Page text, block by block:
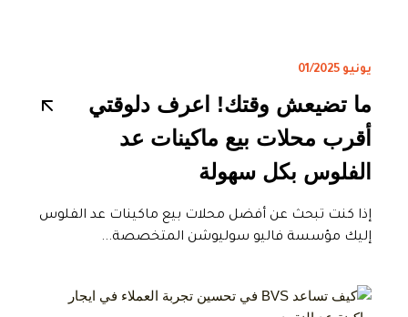
يونيو 01/2025
ما تضيعش وقتك! اعرف دلوقتي
أقرب محلات بيع ماكينات عد
الفلوس بكل سهولة
إذا كنت تبحث عن أفضل محلات بيع ماكينات عد الفلوس
إليك مؤسسة فاليو سوليوشن المتخصصة...